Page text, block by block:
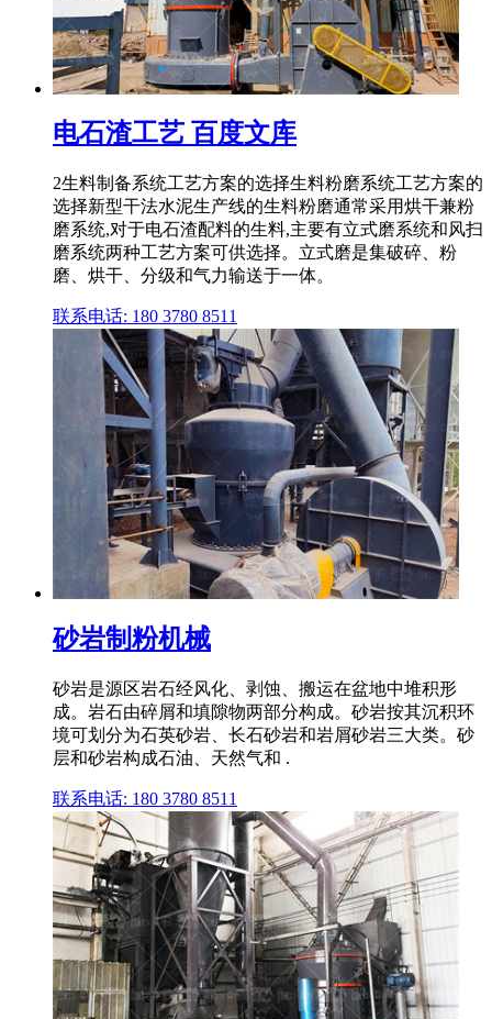
电石渣工艺 百度文库
2生料制备系统工艺方案的选择生料粉磨系统工艺方案的
选择新型干法水泥生产线的生料粉磨通常采用烘干兼粉
磨系统,对于电石渣配料的生料,主要有立式磨系统和风扫
磨系统两种工艺方案可供选择。立式磨是集破碎、粉
磨、烘干、分级和气力输送于一体。
联系电话: 180 3780 8511
砂岩制粉机械
砂岩是源区岩石经风化、剥蚀、搬运在盆地中堆积形
成。岩石由碎屑和填隙物两部分构成。砂岩按其沉积环
境可划分为石英砂岩、长石砂岩和岩屑砂岩三大类。砂
层和砂岩构成石油、天然气和 .
联系电话: 180 3780 8511